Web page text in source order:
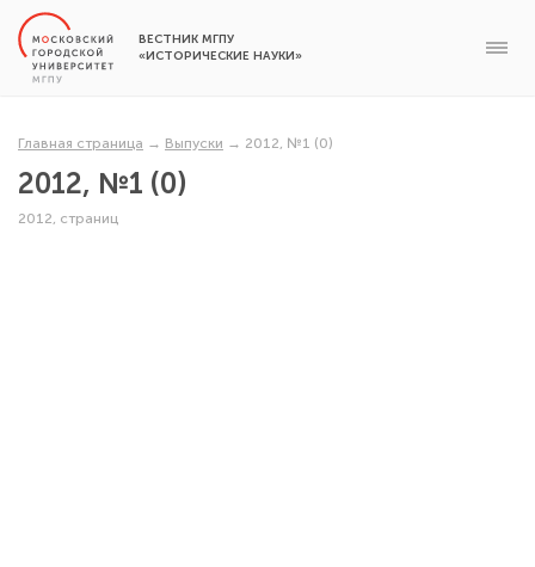
ВЕСТНИК МГПУ
«ИСТОРИЧЕСКИЕ НАУКИ»
Главная страница → Выпуски → 2012, №1 (0)
2012, №1 (0)
2012, страниц